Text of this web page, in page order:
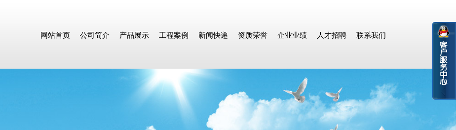
网站首页 公司简介 产品展示 工程案例 新闻快递 资质荣誉 企业业绩 人才招聘 联系我们